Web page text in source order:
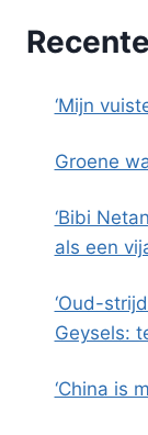
‘Mijn
Groene
‘Bibi
als een
‘Oud-
Geysels:
‘China is